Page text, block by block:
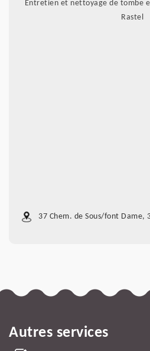
Entretien et nettoyage de tombe
Rastel
37 Chem. de Sous/font Dame,
Autres services